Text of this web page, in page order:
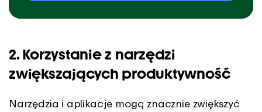
2. Korzystanie z narzędzi
zwiększających produktywność
Narzędzia i aplikacje mogą znacznie zwiększyć